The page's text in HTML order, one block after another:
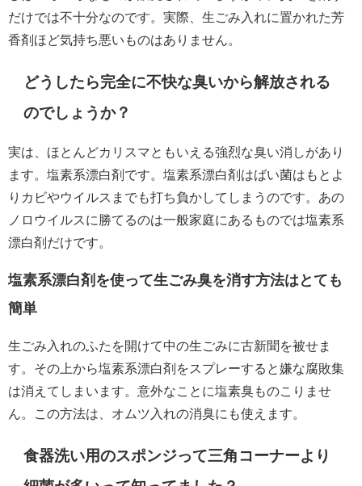
だけでは不十分なのです。実際、生ごみ入れに置かれた芳
香剤ほど気持ち悪いものはありません。
どうしたら完全に不快な臭いから解放される
のでしょうか？
実は、ほとんどカリスマともいえる強烈な臭い消しがあり
ます。塩素系漂白剤です。塩素系漂白剤はばい菌はもとよ
りカビやウイルスまでも打ち負かしてしまうのです。あの
ノロウイルスに勝てるのは一般家庭にあるものでは塩素系
漂白剤だけです。
塩素系漂白剤を使って生ごみ臭を消す方法はとても
簡単
生ごみ入れのふたを開けて中の生ごみに古新聞を被せま
す。その上から塩素系漂白剤をスプレーすると嫌な腐敗集
は消えてしまいます。意外なことに塩素臭ものこりませ
ん。この方法は、オムツ入れの消臭にも使えます。
食器洗い用のスポンジって三角コーナーより